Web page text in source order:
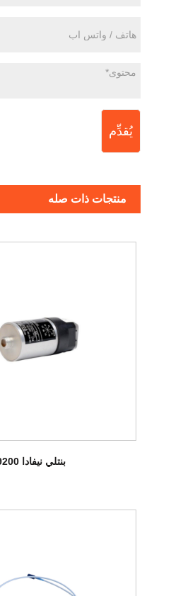
يُقدِّم
منتجات ذات صله
بنتلي نيفادا 9200-06-05-05-00